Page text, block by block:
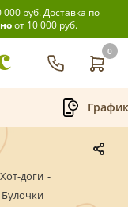
000 руб.Доставка по
от 10 000 руб.
0
Хот-доги -
Булочки